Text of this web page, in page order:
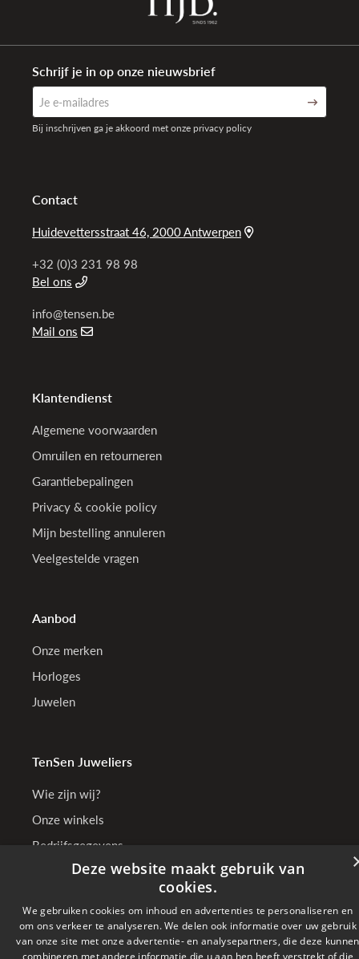
Contact
Huidevettersstraat 46, 2000 Antwerpen
+32 (0)3 231 98 98
Bel ons
info@tensen.be
Mail ons
Klantendienst
Algemene voorwaarden
Omruilen en retourneren
Garantiebepalingen
Privacy & cookie policy
Mijn bestelling annuleren
Veelgestelde vragen
Aanbod
Onze merken
Horloges
Juwelen
TenSen Juweliers
Wie zijn wij?
Onze winkels
Bedrijfsgegevens
Schrijf je in op onze nieuwsbrief
Bij inschrijven ga je akkoord met onze privacy policy
Online betalen met
Verzonden met
Deze website maakt gebruik van
cookies.
We gebruiken cookies om inhoud en advertenties te personaliseren en
om ons verkeer te analyseren. We delen ook informatie over uw gebruik
van onze site met onze advertentie- en analysepartners, die deze kunnen
combineren met andere informatie die u aan hen heeft verstrekt of die